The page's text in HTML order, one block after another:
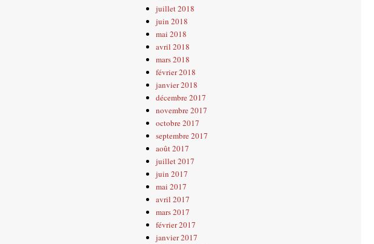
juillet 2018
juin 2018
mai 2018
avril 2018
mars 2018
février 2018
janvier 2018
décembre 2017
novembre 2017
octobre 2017
septembre 2017
août 2017
juillet 2017
juin 2017
mai 2017
avril 2017
mars 2017
février 2017
janvier 2017